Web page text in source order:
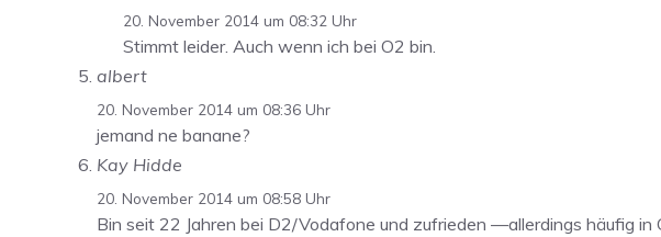
20. November 2014 um 08:32 Uhr
Stimmt leider. Auch wenn ich bei O2 bin.
albert
20. November 2014 um 08:36 Uhr
jemand ne banane?
Kay Hidde
20. November 2014 um 08:58 Uhr
Bin seit 22 Jahren bei D2/Vodafone und zufrieden —allerdings häufig